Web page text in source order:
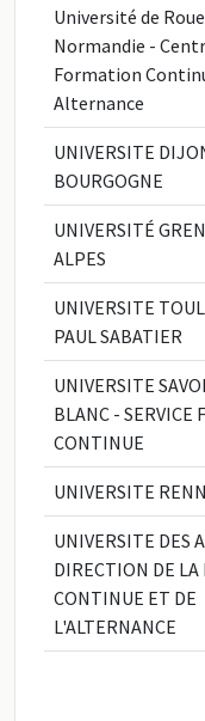
Université de
Normandie -
Formation
Alternance
UNIVERSITE
BOURGOGNE
UNIVERSITÉ
ALPES
UNIVERSITE
PAUL SABATIER
UNIVERSITE
BLANC - SERVICE
CONTINUE
UNIVERSITE
UNIVERSITE DES
DIRECTION DE LA
CONTINUE ET DE
L'ALTERNANCE